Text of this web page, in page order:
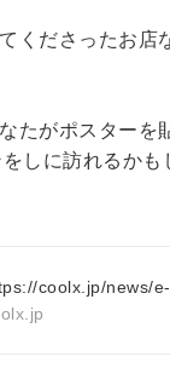
くださったお店
たがポスターを
しに訪れるかも
coolx.jp/news/